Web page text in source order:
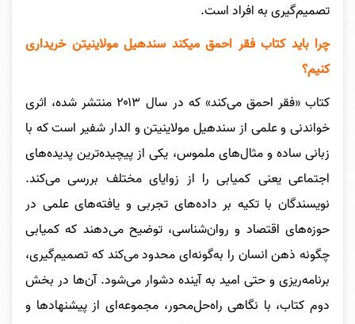
تصمیم‌گیری به افراد است.
چرا باید کتاب فقر احمق میکند سندهیل مولاینیتن خریداری
کنیم؟
کتاب «فقر احمق می‌کند» که در سال ۲۰۱۳ منتشر شده، اثری
خواندنی و علمی از سندهیل مولاینیتن و الدار شفیر است که با
زبانی ساده و مثال‌های ملموس، یکی از پیچیده‌ترین پدیده‌های
اجتماعی یعنی کمیابی را از زوایای مختلف بررسی می‌کند.
نویسندگان با تکیه بر داده‌های تجربی و یافته‌های علمی در
حوزه‌های اقتصاد و روان‌شناسی، توضیح می‌دهند که کمیابی
چگونه ذهن انسان را به‌گونه‌ای محدود می‌کند که تصمیم‌گیری،
برنامه‌ریزی و حتی امید به آینده دشوار می‌شود. آن‌ها در بخش
دوم کتاب، با نگاهی راه‌حل‌محور، مجموعه‌ای از پیشنهادها و